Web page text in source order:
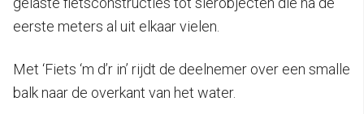
eerste meters al uit elkaar vielen.
Met ‘Fiets ‘m d’r in’ rijdt de deelnemer over een smalle
balk naar de overkant van het water.